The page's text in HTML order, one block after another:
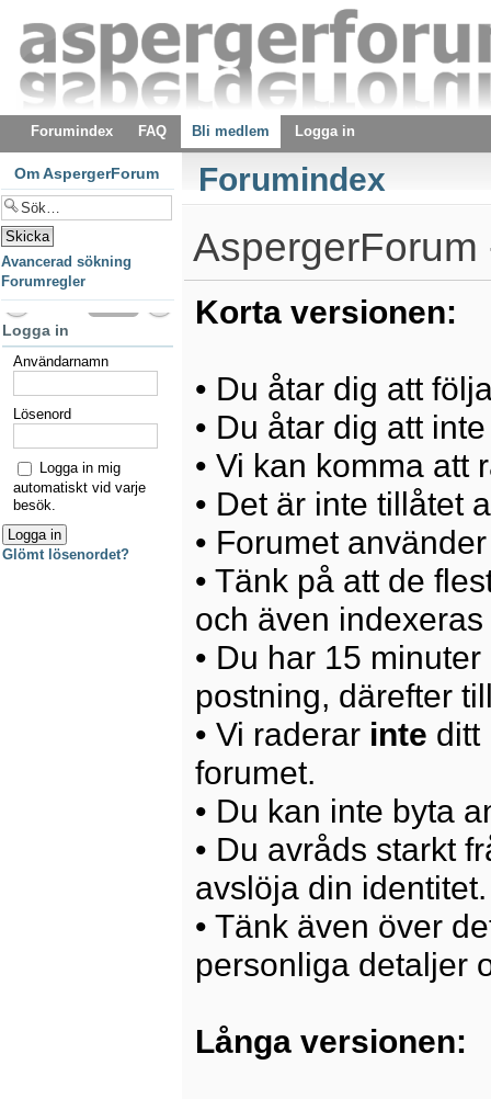
Forumindex FAQ Bli medlem Logga in
Forumindex
Korta versionen:
• Du åtar dig att
• Du åtar dig att
• Vi kan komma att
• Det är inte tillåtet
• Forumet
• Tänk på att de
och även
• Du har 15
postning, därefter
• Vi raderar inte ditt
forumet.
• Du kan inte byta
• Du avråds starkt
avslöja din identitet.
• Tänk även över
personliga detaljer
Långa versionen:
Om AspergerForum
Avancerad sökning
Forumregler
Logga in
Användarnamn
Lösenord
Logga in mig
automatiskt vid varje
besök.
Glömt lösenordet?